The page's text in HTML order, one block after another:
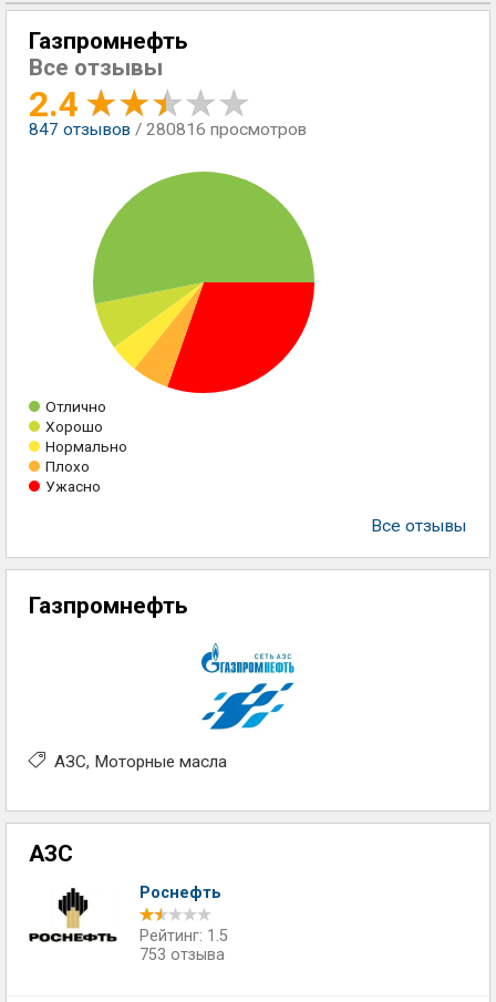
Газпромнефть
Все отзывы
2.4
847 отзывов / 280816 просмотров
Отлично
Хорошо
Нормально
Плохо
Ужасно
Все отзывы
Газпромнефть
АЗС Моторные масла
АЗС
Роснефть
Рейтинг: 1.5
753 отзыва